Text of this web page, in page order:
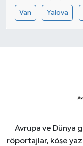
Van Yalova
Avrupa ve Dünya
röportajlar, köşe